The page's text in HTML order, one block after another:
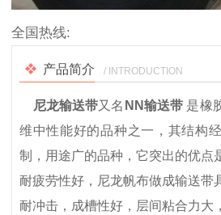
全国热线:
产品简介 / INTRODUCTION
尼龙输送带又名 NN输送带 是橡
维中性能好的品种之一，其结构
制，用途广的品种，它突出的优点
耐疲劳性好，尼龙帆布做成输送带
耐冲击，成槽性好，层间粘合力大